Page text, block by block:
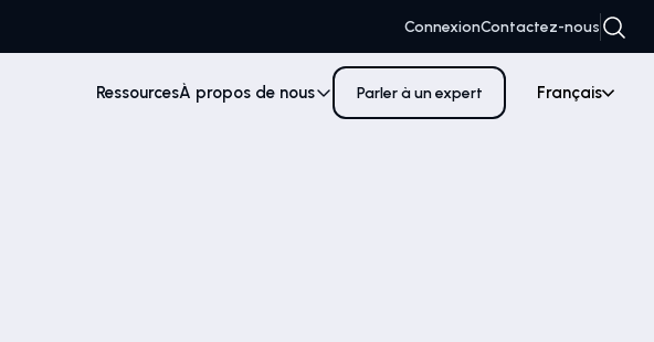
ConnexionContactez-nous
RessourcesÀ propos de nous Parler à un expert Français